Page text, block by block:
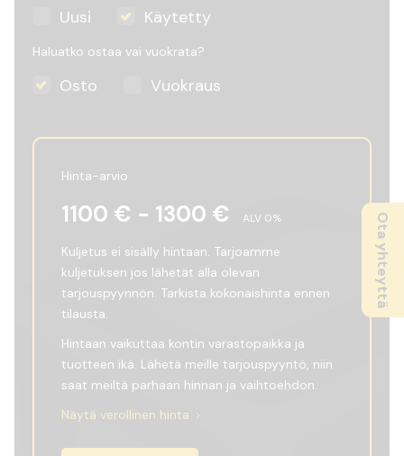
Uusi Käytetty
Haluatko ostaa vai vuokrata?
Osto Vuokraus
Hinta-arvio
1100 € - 1300 € ALV 0%
Kuljetus ei sisälly hintaan. Tarjoamme
kuljetuksen jos lähetät alla olevan
tarjouspyynnön. Tarkista kokonaishinta ennen
tilausta.
Hintaan vaikuttaa kontin varastopaikka ja
tuotteen ikä. Lähetä meille tarjouspyyntö, niin
saat meiltä parhaan hinnan ja vaihtoehdon.
Näytä verollinen hinta
Ota yhteyttä